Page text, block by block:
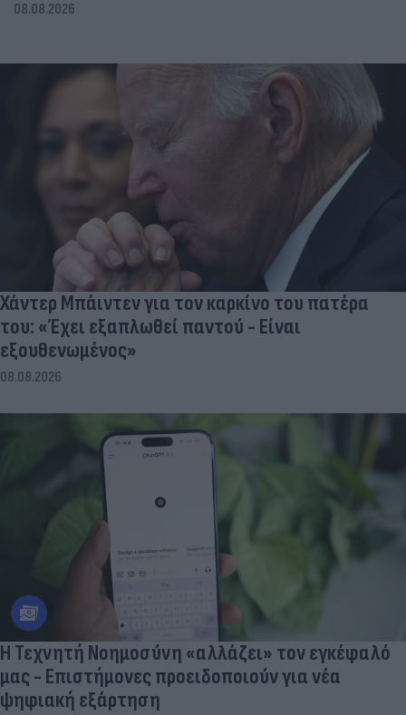
08.08.2026
Χάντερ Μπάιντεν για τον καρκίνο του πατέρα
του: «Έχει εξαπλωθεί παντού - Είναι
εξουθενωμένος»
08.08.2026
Η Τεχνητή Νοημοσύνη «αλλάζει» τον εγκέφαλό
μας - Eπιστήμονες προειδοποιούν για νέα
ψηφιακή εξάρτηση